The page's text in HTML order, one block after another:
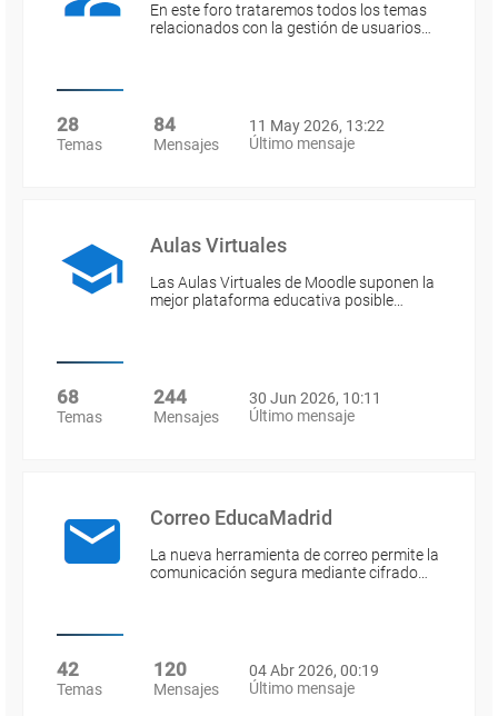
En este foro trataremos todos los temas
relacionados con la gestión de usuarios…
28
Temas
84
Mensajes
11 May 2026, 13:22
Último mensaje
Aulas Virtuales
Las Aulas Virtuales de Moodle suponen la
mejor plataforma educativa posible…
68
Temas
244
Mensajes
30 Jun 2026, 10:11
Último mensaje
Correo EducaMadrid
La nueva herramienta de correo permite la
comunicación segura mediante cifrado…
42
Temas
120
Mensajes
04 Abr 2026, 00:19
Último mensaje